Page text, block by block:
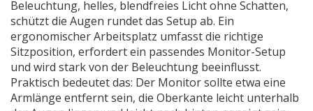
Beleuchtung, helles, blendfreies Licht ohne Schatten,
schützt die Augen rundet das Setup ab. Ein
ergonomischer Arbeitsplatz umfasst die richtige
Sitzposition, erfordert ein passendes Monitor-Setup
und wird stark von der Beleuchtung beeinflusst.
Praktisch bedeutet das: Der Monitor sollte etwa eine
Armlänge entfernt sein, die Oberkante leicht unterhalb